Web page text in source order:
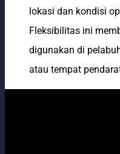
lokasi dan kondisi
Fleksibilitas ini
digunakan di
atau tempat